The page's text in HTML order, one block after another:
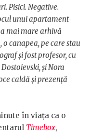
Pisici. Negative.
unui apartament-
mai mare arhivă
canapea, pe care stau
și fost profesor, cu
și Nora
caldă și prezență
în viața ca o
Timebox,